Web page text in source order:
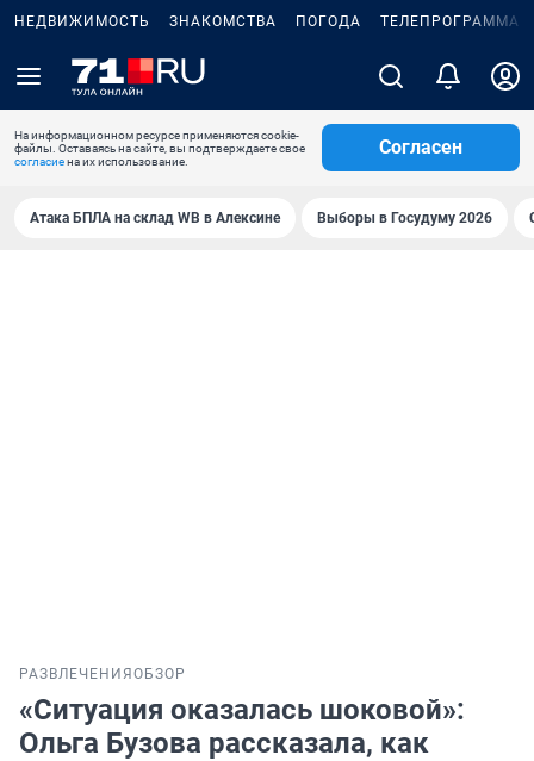
НЕДВИЖИМОСТЬ ЗНАКОМСТВА ПОГОДА ТЕЛЕПРОГРАММА
На информационном ресурсе применяются cookie-
файлы. Оставаясь на сайте, вы подтверждаете свое
согласиена их использование.
Согласен
Атака БПЛА на склад WB в Алексине Выборы в Госудуму 2026
РАЗВЛЕЧЕНИЯ ОБЗОР
«Ситуация оказалась шоковой»:
Ольга Бузова рассказала, как